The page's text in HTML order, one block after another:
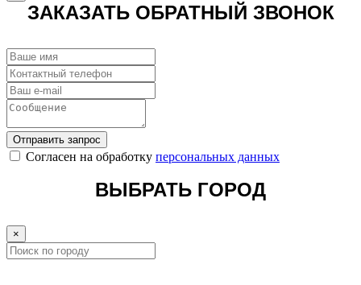
ЗАКАЗАТЬ ОБРАТНЫЙ ЗВОНОК
Отправить запрос
Cогласен на обработку персональных данных
ВЫБРАТЬ ГОРОД
×